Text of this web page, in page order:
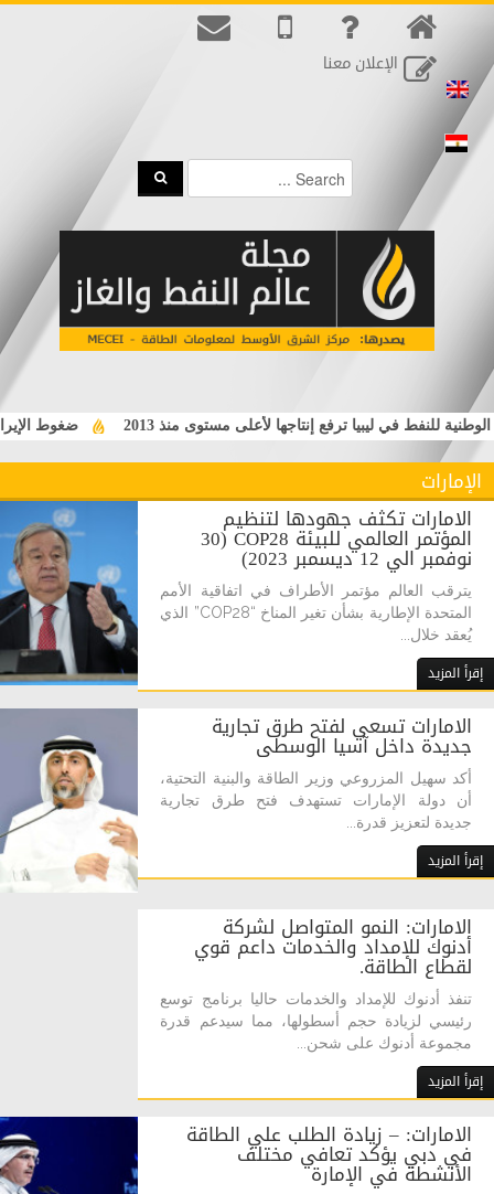
الإعلان معنا
ضغوط للنفط في ليبيا ترفع إنتاجها لأعلى مستوى منذ 2013
الإمارات
الامارات تكثف جهودها لتنظيم
المؤتمر العالمي للبيئة COP28 (30
نوفمبر الي 12 ديسمبر 2023)
يترقب العالم مؤتمر الأطراف في اتفاقية الأمم
المتحدة الإطارية بشأن تغير المناخ “COP28” الذي
يُعقد خلال...
إقرأ المزيد
الامارات تسعي لفتح طرق تجارية
جديدة داخل آسيا الوسطى
أكد سهيل المزروعي وزير الطاقة والبنية التحتية،
أن دولة الإمارات تستهدف فتح طرق تجارية
جديدة لتعزيز قدرة...
إقرأ المزيد
الامارات: النمو المتواصل لشركة
أدنوك للإمداد والخدمات داعم قوي
لقطاع الطاقة.
تنفذ أدنوك للإمداد والخدمات حاليا برنامج توسع
رئيسي لزيادة حجم أسطولها، مما سيدعم قدرة
مجموعة أدنوك على شحن...
إقرأ المزيد
الامارات: – زيادة الطلب علي الطاقة
في دبي يؤكد تعافي مختلف
الأنشطة في الإمارة